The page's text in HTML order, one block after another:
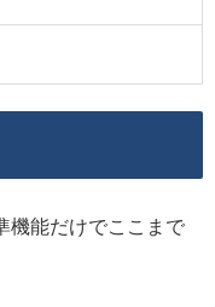
機能だけでここまで